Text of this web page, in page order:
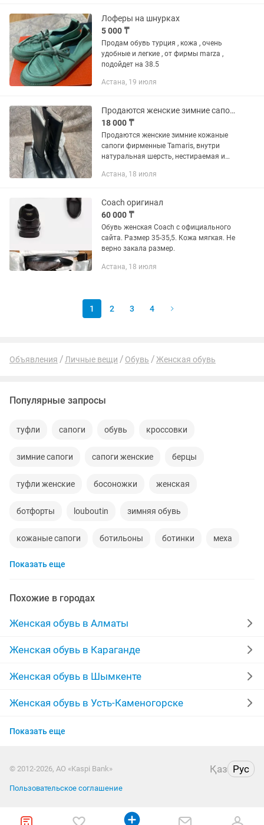
Лоферы на шнурках
5 000 ₸
Продам обувь турция , кожа , очень
удобные и легкие , от фирмы marza ,
подойдет на 38.5
Астана, 19 июля
Продаются женские зимние сапоги
18 000 ₸
Продаются женские зимние кожаные
сапоги фирменные Tamaris, внутри
натуральная шерсть, нестираемая и
каблуком. Кожа мягкая плотная.
отличном...
Астана, 18 июля
Coach оригинал
60 000 ₸
Обувь женская Coach с официального
сайта. Размер 35-35,5. Кожа мягкая. Не
верно закала размер.
Астана, 18 июля
1 2 3 4
Объявления Личные вещи Обувь Женская обувь
Популярные запросы
туфли сапоги обувь кроссовки
зимние сапоги сапоги женские берцы
туфли женские босоножки женская
ботфорты louboutin зимняя обувь
кожаные сапоги ботильоны ботинки меха
кроссовки женские
сапоги резиновые новые зимние
кеды сапоги зимние новые
туфли на каблуках осенние сапоги
обувь новая сапоги замшевые reebok
шлепки
Показать еще
Похожие в городах
Женская обувь в Алматы
Женская обувь в Караганде
Женская обувь в Шымкенте
Женская обувь в Усть-Каменогорске
Женская обувь в Актобе
Женская обувь в Павлодаре
Женская обувь в Уральске
Показать еще
© 2012-2026, АО «Kaspi Bank» Қаз Рус
Пользовательское соглашение